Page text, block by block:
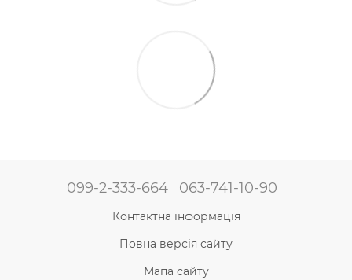
099-2-333-664 063-741-10-90
Контактна інформація
Повна версія сайту
Мапа сайту